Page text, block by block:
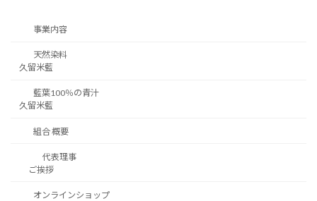
事業内容
天然染料
久留米藍
藍葉100％の青汁
久留米藍
組合 概要
代表理事
ご挨拶
オンラインショップ